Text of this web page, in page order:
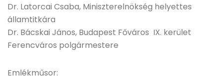
Dr. Latorcai Csaba, Miniszterelnökség helyettes
államtitkára
Dr. Bácskai János, Budapest Főváros IX. kerület
Ferencváros polgármestere
Emlékműsor: